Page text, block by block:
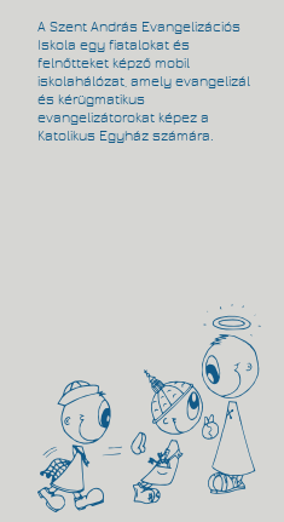
A Szent András Evangelizációs
Iskola egy fiatalokat és
felnőtteket képző mobil
iskolahálózat, amely evangelizál
és kérügmatikus
evangelizátorokat képez a
Katolikus Egyház számára.